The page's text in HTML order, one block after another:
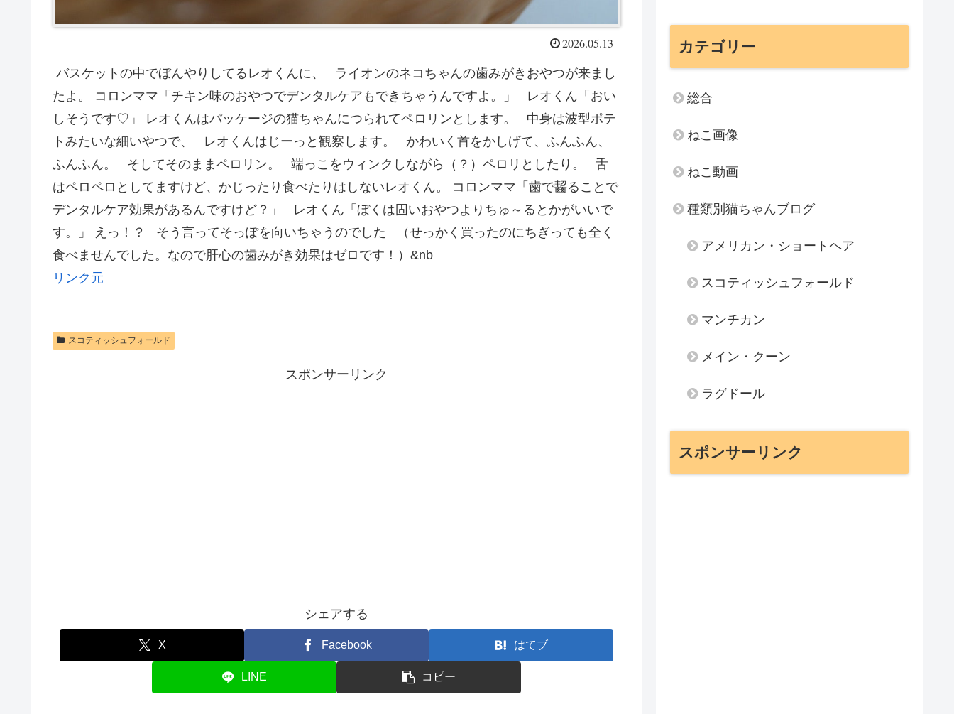
2026.05.13
バスケットの中でぼんやりしてるレオくんに、 ライオンのネコちゃんの歯みがきおやつが来まし
たよ。 コロンママ「チキン味のおやつでデンタルケアもできちゃうんですよ。」 レオくん「おい
しそうです♡」 レオくんはパッケージの猫ちゃんにつられてペロリンとします。 中身は波型ポテ
トみたいな細いやつで、 レオくんはじーっと観察します。 かわいく首をかしげて、ふんふん、
ふんふん。 そしてそのままペロリン。 端っこをウィンクしながら（？）ペロリとしたり。 舌
はペロペロとしてますけど、かじったり食べたりはしないレオくん。 コロンママ「歯で齧ることで
デンタルケア効果があるんですけど？」 レオくん「ぼくは固いおやつよりちゅ～るとかがいいで
す。」 えっ！？ そう言ってそっぽを向いちゃうのでした （せっかく買ったのにちぎっても全く
食べませんでした。なので肝心の歯みがき効果はゼロです！）&nb
リンク元
スコティッシュフォールド
スポンサーリンク
シェアする
X Facebook はてブ
LINE コピー
カテゴリー
総合
ねこ画像
ねこ動画
種類別猫ちゃんブログ
アメリカン・ショートヘア
スコティッシュフォールド
マンチカン
メイン・クーン
ラグドール
スポンサーリンク